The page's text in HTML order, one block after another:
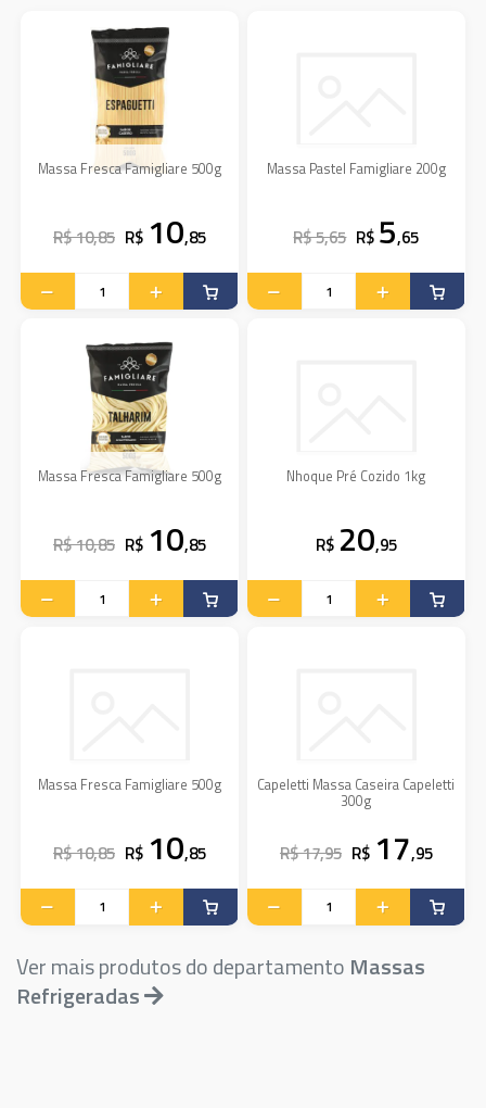
Massa Fresca Famigliare 500g
R$ 10,85 R$ 10,85
Massa Pastel Famigliare 200g
R$ 5,65 R$ 5,65
Massa Fresca Famigliare 500g
R$ 10,85 R$ 10,85
Nhoque Pré Cozido 1kg
R$ 20,95
Massa Fresca Famigliare 500g
R$ 10,85 R$ 10,85
Capeletti Massa Caseira Capeletti
300g
R$ 17,95 R$ 17,95
Ver mais produtos do departamento Massas
Refrigeradas